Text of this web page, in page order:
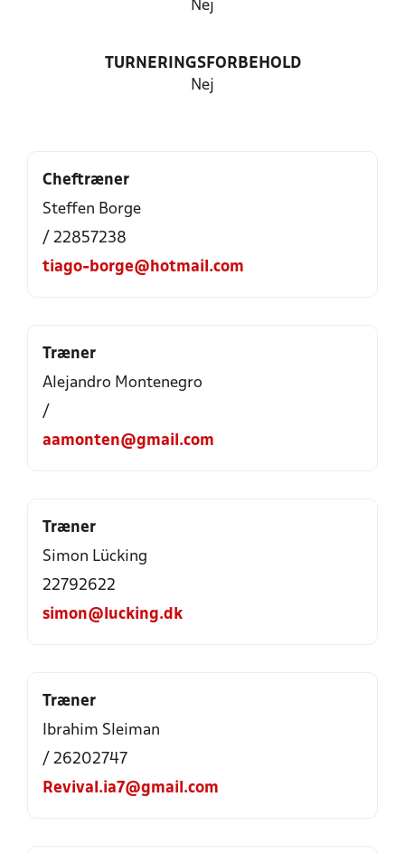
Nej
TURNERINGSFORBEHOLD
Nej
Cheftræner
Steffen Borge
/ 22857238
tiago-borge@hotmail.com
Træner
Alejandro Montenegro
/
aamonten@gmail.com
Træner
Simon Lücking
22792622
simon@lucking.dk
Træner
Ibrahim Sleiman
/ 26202747
Revival.ia7@gmail.com